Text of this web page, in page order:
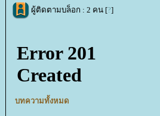
ผู้ติดตามบล็อก : 2 คน [?]
บทความทั้งหมด